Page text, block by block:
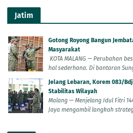
Jatim
Gotong Royong Bangun
Masyarakat
KOTA MALANG — Perubahan
hal sederhana. Di bantaran
Jelang Lebaran, Korem 083/
Stabilitas Wilayah
Malang — Menjelang Idul Fitri
Jaya mengambil langkah